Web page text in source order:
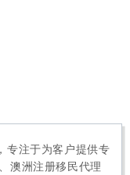
专注于为客户提供专
澳洲注册移民代理